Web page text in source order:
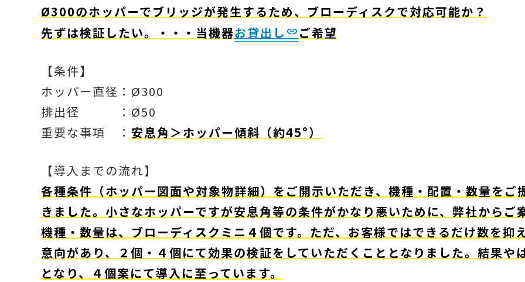
Ø300のホッパーでブリッジが発生するため、ブローディスクで対応可能か？
先ずは検証したい。・・・当機器お貸出し ご希望
【条件】
ホッパー直径：Ø300
排出径 ：Ø50
重要な事項 ： 安息角＞ホッパー傾斜（約45°）
【導入までの流れ】
各種条件（ホッパー図面や対象物詳細）をご開示いただき、機種・配置・数量をご
きました。小さなホッパーですが安息角等の条件がかなり悪いために、弊社からご
機種・数量は、ブローディスクミニ４個です。ただ、お客様ではできるだけ数を抑
意向があり、２個・４個にて効果の検証をしていただくこととなりました。結果や
となり、４個案にて導入に至っています。